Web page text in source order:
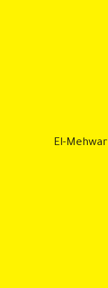
44 El-